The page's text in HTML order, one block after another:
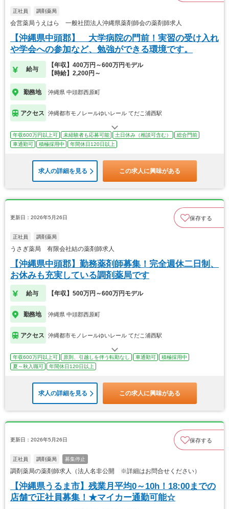
正社員 調剤薬局
会営薬局うえはら 一般社団法人沖縄県薬剤師会の薬剤師求人
【沖縄県中頭郡】 大学病院の門前！実習の受け入れ
や学会への参加など、勉強ができる環境です。
給与
【年収】400万円～600万円モデル
【時給】2,200円～
勤務地 沖縄県 中頭郡西原町
アクセス 沖縄都市モノレールゆいレール てだこ浦西駅
年収600万円以上可 未経験者も応募可能 土日休み（相談可含む）
総合門前
車通勤可
積極採用中 年間休日120日以上
求人の詳細を見る この求人に興味がある
更新日：2026年5月26日 保存する
正社員 調剤薬局
うさぎ薬局 有限会社結の薬剤師求人
【沖縄県中頭郡】勤務薬剤師募集！完全週休二日制、
お休みも充実している調剤薬局です
給与 【年収】500万円～600万円モデル
勤務地 沖縄県 中頭郡西原町
アクセス 沖縄都市モノレールゆいレール てだこ浦西駅
年収600万円以上可 原則、引越しを伴う転勤なし 車通勤可
積極採用中
夏～秋入職可
年間休日120日以上
求人の詳細を見る この求人に興味がある
更新日：2026年5月26日 保存する
正社員 調剤薬局 募集停止
調剤薬局の薬剤師求人（法人名非公開 ※詳細はお問合せください）
【沖縄県うるま市】残業月平均0～10h！18:00までの
店舗で正社員募集！★マイカー通勤可能☆